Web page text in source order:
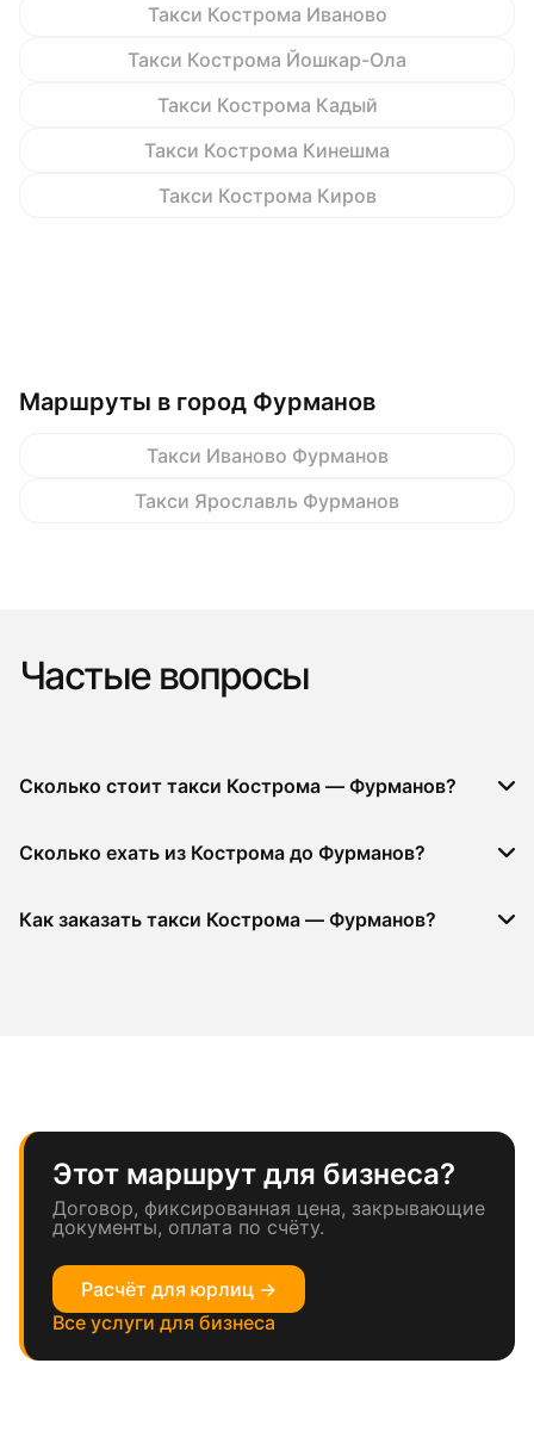
Такси Кострома Иваново
Такси Кострома Йошкар-Ола
Такси Кострома Кадый
Такси Кострома Кинешма
Такси Кострома Киров
Маршруты в город Фурманов
Такси Иваново Фурманов
Такси Ярославль Фурманов
Частые вопросы
Сколько стоит такси Кострома — Фурманов?
Сколько ехать из Кострома до Фурманов?
Как заказать такси Кострома — Фурманов?
Этот маршрут для бизнеса?
Договор, фиксированная цена, закрывающие
документы, оплата по счёту.
Расчёт для юрлиц →
Все услуги для бизнеса